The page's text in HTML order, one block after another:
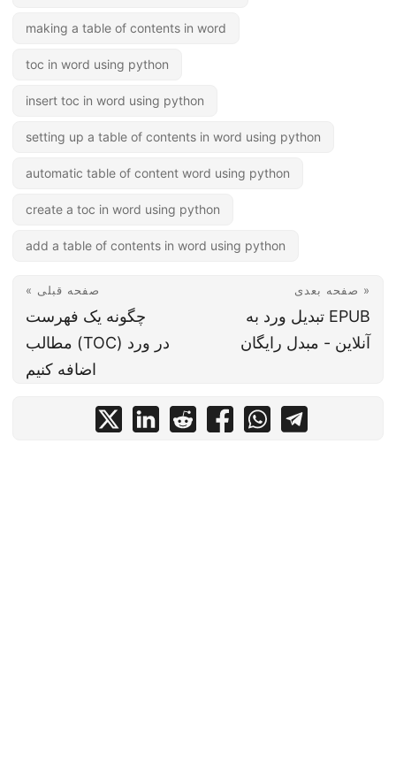
making a table of contents in word
toc in word using python
insert toc in word using python
setting up a table of contents in word using python
automatic table of content word using python
create a toc in word using python
add a table of contents in word using python
« صفحه قبلی
چگونه یک فهرست
مطالب (TOC) در ورد
اضافه کنیم
صفحه بعدی »
تبدیل ورد به EPUB
آنلاین - مبدل رایگان